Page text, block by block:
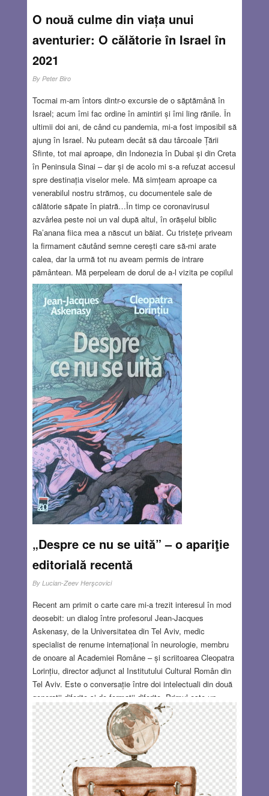
dragi, în urmă. Gyuri bácsi sau Gyuri, s-a născut la Cluj,
în Zodia Peștilor, în februarie 1910 – o zodie de iubitori de
fratele bunicii mele – Hermina.
O nouă culme din viața unui
aventurier: O călătorie în Israel în
2021
By Peter Biro
Tocmai m-am întors dintr-o excursie de o săptămână în
Israel; acum îmi fac ordine în amintiri și îmi ling rănile. În
ultimii doi ani, de când cu pandemia, mi-a fost imposibil să
ajung în Israel. Nu puteam decât să dau târcoale Țării
Sfinte, tot mai aproape, din Indonezia în Dubai și din Creta
în Peninsula Sinai – dar și de acolo mi s-a refuzat accesul
spre destinația viselor mele. Mă simțeam aproape ca
venerabilul nostru strămoș, cu documentele sale de
călătorie săpate în piatră…În timp ce coronavirusul
azvârlea peste noi un val după altul, în orășelul biblic
Ra’anana fiica mea a născut un băiat. Cu tristețe priveam
la firmament căutând semne cerești care să-mi arate
calea, dar la urmă tot nu aveam permis de intrare
pământean. Mă perpeleam de dorul de a-l vizita pe copilul
nou născut și întreaga familie. Mă obseda problema ce să
fac ca să-mi cunosc nepotul – pe cât posibil înainte ca el
să ajungă la școală. În pofida tuturor obstacolelor
birocratice, căutam un mijloc de a intra în Israel cât mai
curând posibil.
Read more…
JUL 29, 2021 12 COMMENTS
„Despre ce nu se uită” – o apariţie
editorială recentă
By Lucian-Zeev Herşcovici
Recent am primit o carte care mi-a trezit interesul în mod
deosebit: un dialog între profesorul Jean-Jacques
Askenasy, de la Universitatea din Tel Aviv, medic
specialist de renume internațional în neurologie, membru
de onoare al Academiei Române – și scriitoarea Cleopatra
Lorințiu, director adjunct al Institutului Cultural Român din
Tel Aviv. Este o conversație între doi intelectuali din două
generații diferite și de formații diferite. Primul este un
profesor israelian originar din România, născut în anul
1929, care a trecut prin perioada Holocaustului ca elev și
prin perioada dictaturii comuniste ca student și tânăr
medic neurolog, om care a luptat mulți ani pentru a primi
aprobarea de plecare și a ajuns în Israel la intervenția
fostului premier Golda Meir în 1972, după 12 de ani de
așteptare. Vizavi de el se află o intelectuală română